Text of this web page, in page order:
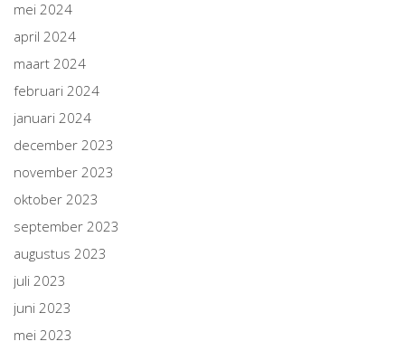
mei 2024
april 2024
maart 2024
februari 2024
januari 2024
december 2023
november 2023
oktober 2023
september 2023
augustus 2023
juli 2023
juni 2023
mei 2023